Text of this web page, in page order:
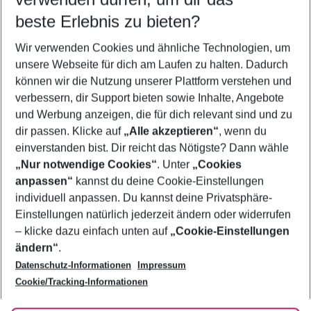
5-8 Nächte
2 Erwachsene Keine Kinder
Mehr Filter anzeigen
Footer
Footer navigation
Über uns
AGB
Bestpreisgarantie
Cookie-Einstellungen ändern
Cookie-Richtlinie
Agenturbetreuung
Barrierefreies Reisen
Folge uns
beste Erlebnis zu bieten?
Wir verwenden Cookies und ähnliche Technologien, um
unsere Webseite für dich am Laufen zu halten. Dadurch
können wir die Nutzung unserer Plattform verstehen und
verbessern, dir Support bieten sowie Inhalte, Angebote
und Werbung anzeigen, die für dich relevant sind und zu
dir passen. Klicke auf „Alle akzeptieren“, wenn du
einverstanden bist. Dir reicht das Nötigste? Dann wähle
„Nur notwendige Cookies“. Unter „Cookies
anpassen“ kannst du deine Cookie-Einstellungen
individuell anpassen. Du kannst deine Privatsphäre-
Einstellungen natürlich jederzeit ändern oder widerrufen
– klicke dazu einfach unten auf „Cookie-Einstellungen
ändern“.
Datenschutz-Informationen
Impressum
Cookie/Tracking-Informationen